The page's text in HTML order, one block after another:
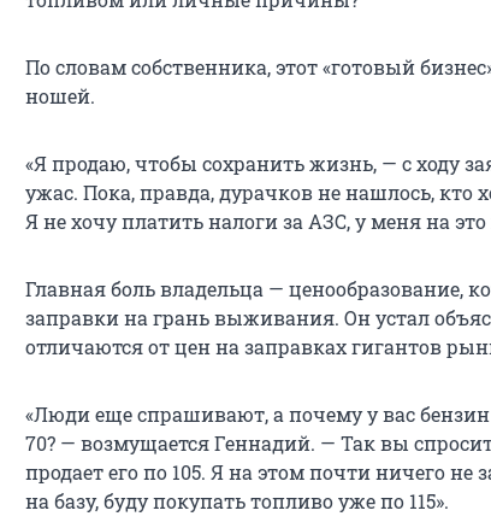
По словам собственника, этот «готовый
ношей.
«Я продаю, чтобы сохранить жизнь, — с ходу
ужас. Пока, правда, дурачков не нашлось, кто
Я не хочу платить налоги за АЗС, у меня на это
Главная боль владельца — ценообразование,
заправки на грань выживания. Он устал
отличаются от цен на заправках гигантов
«Люди еще спрашивают, а почему у вас бензин
70? — возмущается Геннадий. — Так вы
продает его по 105. Я на этом почти ничего не
на базу, буду покупать топливо уже по 115».